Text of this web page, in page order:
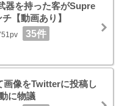
器を持った客がSupre
【動画あり】
35件
画像をTwitterに投稿し
に物議